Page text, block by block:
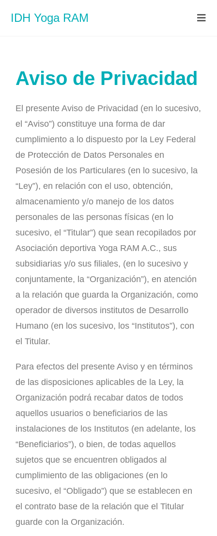
IDH Yoga RAM
Aviso de Privacidad
El presente Aviso de Privacidad (en lo sucesivo,
el “Aviso”) constituye una forma de dar
cumplimiento a lo dispuesto por la Ley Federal
de Protección de Datos Personales en
Posesión de los Particulares (en lo sucesivo, la
“Ley”), en relación con el uso, obtención,
almacenamiento y/o manejo de los datos
personales de las personas físicas (en lo
sucesivo, el “Titular”) que sean recopilados por
Asociación deportiva Yoga RAM A.C., sus
subsidiarias y/o sus filiales, (en lo sucesivo y
conjuntamente, la “Organización”), en atención
a la relación que guarda la Organización, como
operador de diversos institutos de Desarrollo
Humano (en los sucesivo, los “Institutos”), con
el Titular.
Para efectos del presente Aviso y en términos
de las disposiciones aplicables de la Ley, la
Organización podrá recabar datos de todos
aquellos usuarios o beneficiarios de las
instalaciones de los Institutos (en adelante, los
“Beneficiarios”), o bien, de todas aquellos
sujetos que se encuentren obligados al
cumplimiento de las obligaciones (en lo
sucesivo, el “Obligado”) que se establecen en
el contrato base de la relación que el Titular
guarde con la Organización.